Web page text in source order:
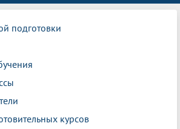
подготовки
курсов